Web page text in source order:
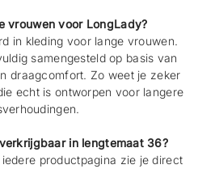
vrouwen voor LongLady?
in kleding voor lange vrouwen.
samengesteld op basis van
draagcomfort. Zo weet je zeker
echt is ontworpen voor langere
in lengtemaat 36?
productpagina zie je direct